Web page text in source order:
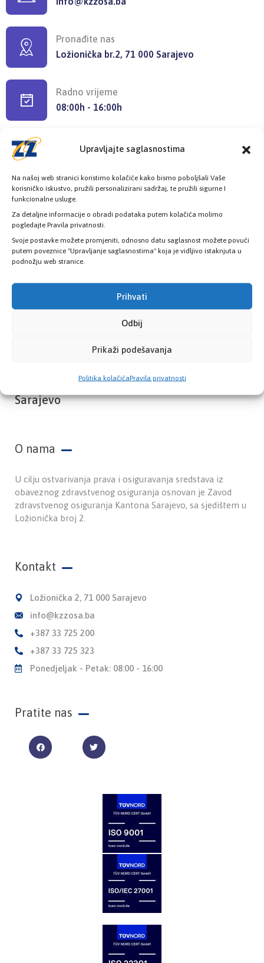
Upravljajte saglasnostima
Na našoj web stranici koristimo kolačiće kako bismo poboljšali Vaše
korisničko iskustvo, pružili personalizirani sadržaj, te pružili sigurne I
funkcionalne usluge.
Za detaljne informacije o obradi podataka putem kolačića molimo
pogledajte Pravila privatnosti.
Svoje postavke možete promjeniti, odnosno datu saglasnost možete povući
putem poveznice "Upravljanje saglasnostima" koja je vidljivo istaknjuta u
podnožju web stranice.
Prihvati
Odbij
Prikaži podešavanja
Politika kolačićaPravila privatnosti
Pronađite nas
Ložionička br.2, 71 000 Sarajevo
Radno vrijeme
08:00h - 16:00h
Provjerite status vaše elektronske
zdravstvene kartice
PROVJERITE STATUS
Zavod zdravstvenog osiguranja Kantona
Sarajevo
O nama
U cilju ostvarivanja prava i osiguravanja sredstava iz
obaveznog zdravstvenog osiguranja osnovan je Zavod
zdravstvenog osiguranja Kantona Sarajevo, sa sjedištem u
Ložionička broj 2.
Kontakt
Ložionička 2, 71 000 Sarajevo
info@kzzosa.ba
+387 33 725 200
+387 33 725 323
Ponedjeljak - Petak: 08:00 - 16:00
Pratite nas